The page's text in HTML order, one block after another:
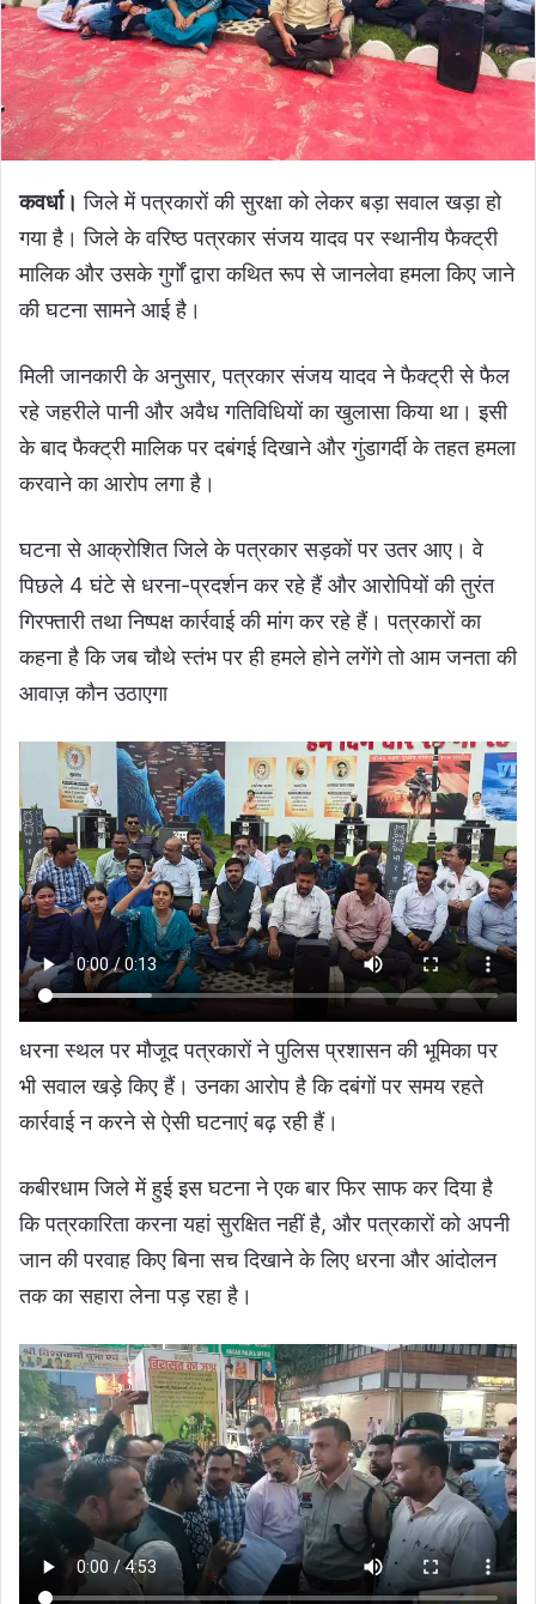
कवर्धा। जिले में पत्रकारों की सुरक्षा को लेकर बड़ा सवाल खड़ा हो
गया है। जिले के वरिष्ठ पत्रकार संजय यादव पर स्थानीय फैक्ट्री
मालिक और उसके गुर्गों द्वारा कथित रूप से जानलेवा हमला किए जाने
की घटना सामने आई है।
मिली जानकारी के अनुसार, पत्रकार संजय यादव ने फैक्ट्री से फैल
रहे जहरीले पानी और अवैध गतिविधियों का खुलासा किया था। इसी
के बाद फैक्ट्री मालिक पर दबंगई दिखाने और गुंडागर्दी के तहत हमला
करवाने का आरोप लगा है।
घटना से आक्रोशित जिले के पत्रकार सड़कों पर उतर आए। वे
पिछले 4 घंटे से धरना-प्रदर्शन कर रहे हैं और आरोपियों की तुरंत
गिरफ्तारी तथा निष्पक्ष कार्रवाई की मांग कर रहे हैं। पत्रकारों का
कहना है कि जब चौथे स्तंभ पर ही हमले होने लगेंगे तो आम जनता की
आवाज़ कौन उठाएगा
धरना स्थल पर मौजूद पत्रकारों ने पुलिस प्रशासन की भूमिका पर
भी सवाल खड़े किए हैं। उनका आरोप है कि दबंगों पर समय रहते
कार्रवाई न करने से ऐसी घटनाएं बढ़ रही हैं।
कबीरधाम जिले में हुई इस घटना ने एक बार फिर साफ कर दिया है
कि पत्रकारिता करना यहां सुरक्षित नहीं है, और पत्रकारों को अपनी
जान की परवाह किए बिना सच दिखाने के लिए धरना और आंदोलन
तक का सहारा लेना पड़ रहा है।